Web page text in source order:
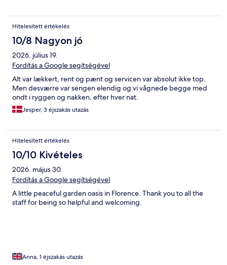
Hitelesített értékelés
10/8 Nagyon jó
2026. július 19.
Fordítás a Google segítségével
Alt var lækkert, rent og pænt og servicen var absolut ikke top.
Men desværre var sengen elendig og vi vågnede begge med
ondt i ryggen og nakken, efter hver nat.
Jesper, 3 éjszakás utazás
Hitelesített értékelés
10/10 Kivételes
2026. május 30.
Fordítás a Google segítségével
A little peaceful garden oasis in Florence. Thank you to all the
staff for being so helpful and welcoming.
Anna, 1 éjszakás utazás